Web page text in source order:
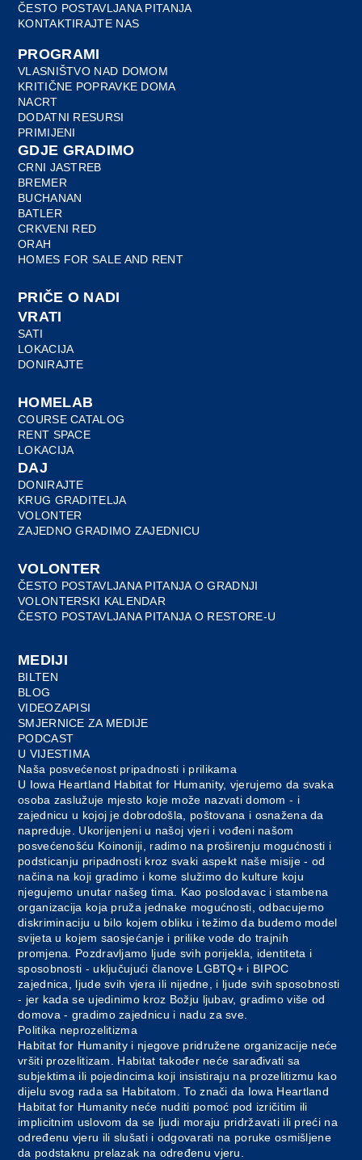
ČESTO POSTAVLJANA PITANJA
KONTAKTIRAJTE NAS
PROGRAMI
VLASNIŠTVO NAD DOMOM
KRITIČNE POPRAVKE DOMA
NACRT
DODATNI RESURSI
PRIMIJENI
GDJE GRADIMO
CRNI JASTREB
BREMER
BUCHANAN
BATLER
CRKVENI RED
ORAH
HOMES FOR SALE AND RENT
PRIČE O NADI
VRATI
SATI
LOKACIJA
DONIRAJTE
HOMELAB
COURSE CATALOG
RENT SPACE
LOKACIJA
DAJ
DONIRAJTE
KRUG GRADITELJA
VOLONTER
ZAJEDNO GRADIMO ZAJEDNICU
VOLONTER
ČESTO POSTAVLJANA PITANJA O GRADNJI
VOLONTERSKI KALENDAR
ČESTO POSTAVLJANA PITANJA O RESTORE-U
MEDIJI
BILTEN
BLOG
VIDEOZAPISI
SMJERNICE ZA MEDIJE
PODCAST
U VIJESTIMA
Naša posvećenost pripadnosti i prilikama
U Iowa Heartland Habitat for Humanity, vjerujemo da svaka
osoba zaslužuje mjesto koje može nazvati domom - i
zajednicu u kojoj je dobrodošla, poštovana i osnažena da
napreduje. Ukorijenjeni u našoj vjeri i vođeni našom
posvećenošću Koinoniji, radimo na proširenju mogućnosti i
podsticanju pripadnosti kroz svaki aspekt naše misije - od
načina na koji gradimo i kome služimo do kulture koju
njegujemo unutar našeg tima. Kao poslodavac i stambena
organizacija koja pruža jednake mogućnosti, odbacujemo
diskriminaciju u bilo kojem obliku i težimo da budemo model
svijeta u kojem saosjećanje i prilike vode do trajnih
promjena. Pozdravljamo ljude svih porijekla, identiteta i
sposobnosti - uključujući članove LGBTQ+ i BIPOC
zajednica, ljude svih vjera ili nijedne, i ljude svih sposobnosti
- jer kada se ujedinimo kroz Božju ljubav, gradimo više od
domova - gradimo zajednicu i nadu za sve.
Politika neprozelitizma
Habitat for Humanity i njegove pridružene organizacije neće
vršiti prozelitizam. Habitat također neće sarađivati sa
subjektima ili pojedincima koji insistiraju na prozelitizmu kao
dijelu svog rada sa Habitatom. To znači da Iowa Heartland
Habitat for Humanity neće nuditi pomoć pod izričitim ili
implicitnim uslovom da se ljudi moraju pridržavati ili preći na
određenu vjeru ili slušati i odgovarati na poruke osmišljene
da podstaknu prelazak na određenu vjeru.